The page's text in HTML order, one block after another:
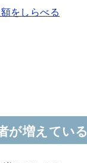
をしらべる
が増えている